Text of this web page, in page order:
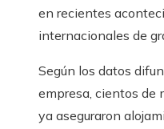
en recientes
internacionales de
Según los datos
empresa, cientos de
ya aseguraron